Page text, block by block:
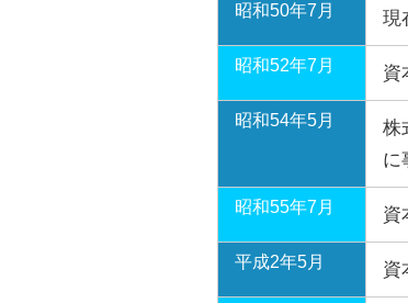
昭和50年7月 現
昭和52年7月 資
昭和54年5月
株
に
昭和55年7月 資
平成2年5月 資